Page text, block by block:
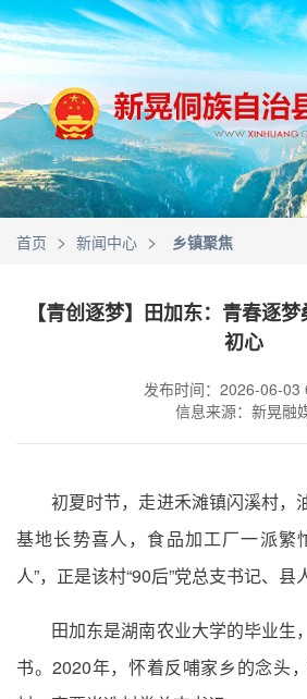
首页 > 新闻中心 > 乡镇聚焦
【青创逐梦】田加东：青春逐
初心
发布时间：2026-06-03
信息来源：新晃融
初夏时节，走进禾滩镇闪溪村，
基地长势喜人，食品加工厂一派繁
人”，正是该村“90后”党总支书记、县
田加东是湖南农业大学的毕业生
书。2020年，怀着反哺家乡的念头